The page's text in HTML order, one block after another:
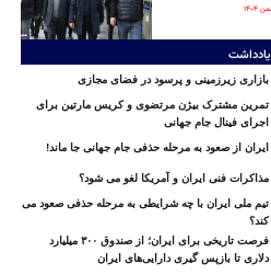
یادداشت
بازاری زیرزمینی و پرسود در فضای مجازی
تمرین مشترک بیژن مرتضوی و کریس مارتین برای
اجرای فینال جام جهانی
ایران از صعود به مرحله حذفی جام جهانی جا ماند!
مذاکرات فنی ایران و آمریکا لغو می شود؟
تیم ملی ایران با چه شرایطی به مرحله حذفی صعود می
کند؟
فرصت تاریخی برای ایران؛ از صندوق ۳۰۰ میلیارد
دلاری تا بازپس گیری دارایی‌های ایران